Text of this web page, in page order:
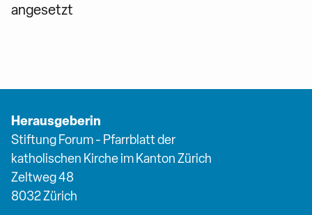
angesetzt
Herausgeberin
Stiftung Forum - Pfarrblatt der
katholischen Kirche im Kanton Zürich
Zeltweg 48
8032 Zürich